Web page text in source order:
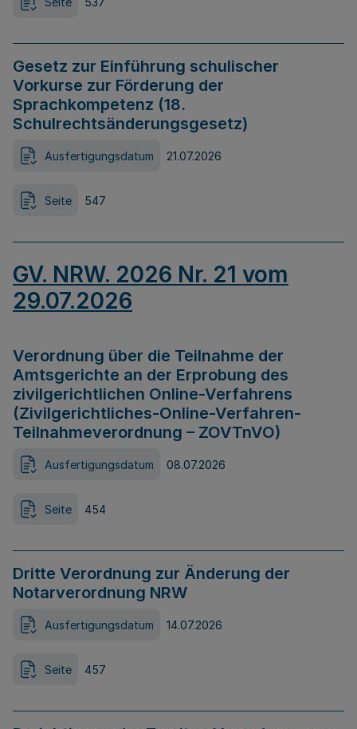
Gesetz zur Einführung schulischer
Vorkurse zur Förderung der
Sprachkompetenz (18.
Schulrechtsänderungsgesetz)
Ausfertigungsdatum 21.07.2026
Seite 547
GV. NRW. 2026 Nr. 21 vom
29.07.2026
Verordnung über die Teilnahme der
Amtsgerichte an der Erprobung des
zivilgerichtlichen Online-Verfahrens
(Zivilgerichtliches-Online-Verfahren-
Teilnahmeverordnung – ZOVTnVO)
Ausfertigungsdatum 08.07.2026
Seite 454
Dritte Verordnung zur Änderung der
Notarverordnung NRW
Ausfertigungsdatum 14.07.2026
Seite 457